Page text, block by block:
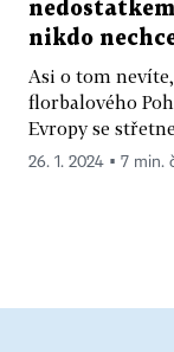
nikdo
Asi o tom
florbalového
Evropy se
26. 1. 2024 ▪ 7 min.